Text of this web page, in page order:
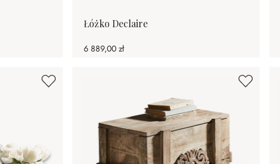
Łóżko Declaire
6 889,00 zł